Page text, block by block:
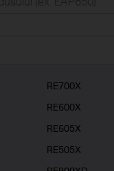
RE700X
RE600X
RE605X
RE505X